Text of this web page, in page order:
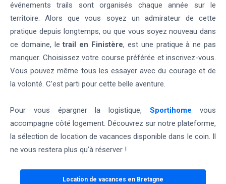
événements trails sont organisés chaque année sur le
territoire. Alors que vous soyez un admirateur de cette
pratique depuis longtemps, ou que vous soyez nouveau dans
ce domaine, letrail en Finistère, est une pratique à ne pas
manquer. Choisissez votre course préférée et inscrivez-vous.
Vous pouvez même tous les essayer avec du courage et de
la volonté. C’est parti pour cette belle aventure.
Pour vous épargner la logistique,Sportihome vous
accompagne côté logement. Découvrez sur notre plateforme,
la sélection de location de vacances disponible dans le coin. Il
ne vous restera plus qu’à réserver !
Location de vacances en Bretagne